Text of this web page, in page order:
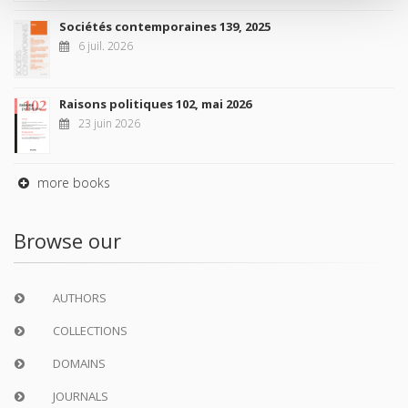
Sociétés contemporaines 139, 2025
6 juil. 2026
Raisons politiques 102, mai 2026
23 juin 2026
more books
Browse our
AUTHORS
COLLECTIONS
DOMAINS
JOURNALS